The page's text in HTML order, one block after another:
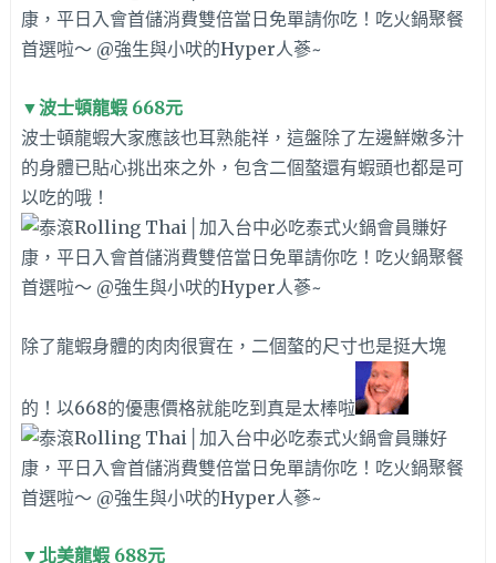
▼波士頓龍蝦 668元
波士頓龍蝦大家應該也耳熟能祥，這盤除了左邊鮮嫩多汁
的身體已貼心挑出來之外，包含二個螯還有蝦頭也都是可
以吃的哦！
除了龍蝦身體的肉肉很實在，二個螯的尺寸也是挺大塊
的！以668的優惠價格就能吃到真是太棒啦
▼ 北美龍蝦 688元